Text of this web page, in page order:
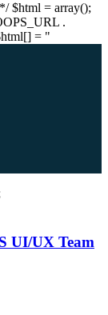
$html = array();
.
= "